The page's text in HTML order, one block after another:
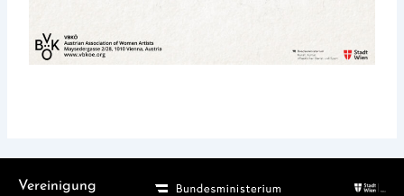
Vereinigung